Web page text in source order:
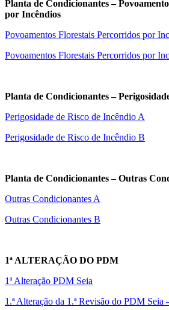
Planta de Condicionantes –
por Incêndios
Povoamentos Florestais Percorridos por
Povoamentos Florestais Percorridos por
Planta de Condicionantes –
Perigosidade de Risco de Incêndio A
Perigosidade de Risco de Incêndio B
Planta de Condicionantes – Outras
Outras Condicionantes A
Outras Condicionantes B
1ª ALTERAÇÃO DO PDM
1ª Alteração PDM Seia
1.ª Alteração da 1.ª Revisão do PDM Seia